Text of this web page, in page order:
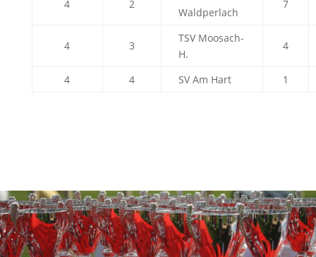
4 2
Waldperlach
7
4 3
TSV Moosach-
H.
4
4 4 SV Am Hart 1